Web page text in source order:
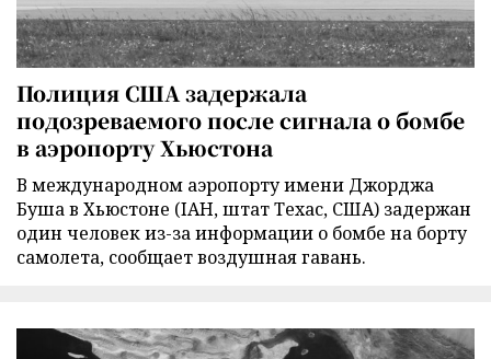
Полиция США задержала
подозреваемого после сигнала о бомбе
в аэропорту Хьюстона
В международном аэропорту имени Джорджа
Буша в Хьюстоне (IAH, штат Техас, США) задержан
один человек из-за информации о бомбе на борту
самолета, сообщает воздушная гавань.